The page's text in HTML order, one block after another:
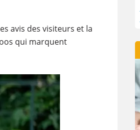
avis des visiteurs et la
qui marquent